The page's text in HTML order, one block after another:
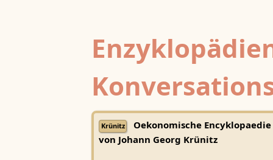
Krünitz
Oekonomische Encyklopaedie
von Johann Georg Krünitz